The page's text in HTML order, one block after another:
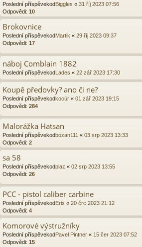
Poslední příspěvekod Biggles « 31 říj 2023 07:56
Odpovědi: 10
Brokovnice
Poslední příspěvekodMartik « 29 říj 2023 09:37
Odpovědi: 17
náboj Comblain 1882
Poslední příspěvekodLades « 22 zář 2023 17:30
Koupě předovky? ano či ne?
Poslední příspěvekodkocúr « 01 zář 2023 19:15
Odpovědi: 284
Malorážka Hatsan
Poslední příspěvekodbozan111 « 03 srp 2023 13:33
Odpovědi: 2
sa 58
Poslední příspěvekodplaz « 02 srp 2023 13:55
Odpovědi: 26
PCC - pistol caliber carbine
Poslední příspěvekod Erix « 20 črc 2023 21:12
Odpovědi: 4
Komorové výstružníky
Poslední příspěvekod Pavel Pintner « 15 čer 2023 07:52
Odpovědi: 15